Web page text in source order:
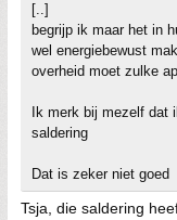
[..]
begrijp ik maar het in
wel energiebewust
overheid moet zulke
Ik merk bij mezelf dat
saldering
Dat is zeker niet goed
Tsja, die saldering